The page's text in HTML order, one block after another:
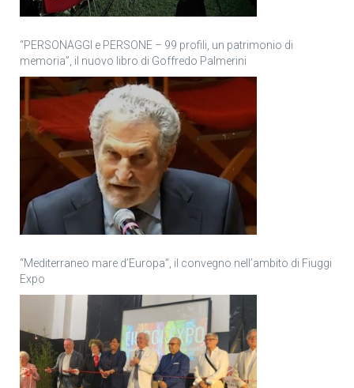
“PERSONAGGI e PERSONE – 99 profili, un patrimonio di
memoria”, il nuovo libro di Goffredo Palmerini
“Mediterraneo mare d’Europa”, il convegno nell’ambito di Fiuggi
Expo